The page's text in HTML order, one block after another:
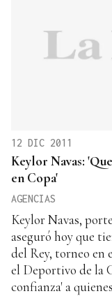
12 DIC 2011
Keylor Navas:
en Copa'
AGENCIAS
Keylor Navas,
aseguró hoy que
del Rey, torneo en
el Deportivo de la
confianza' a